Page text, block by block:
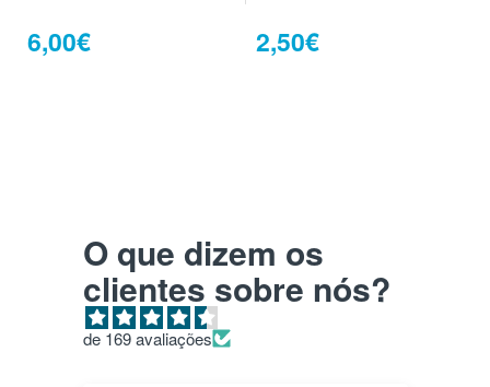
6,00€ 2,50€
O que dizem os
clientes sobre nós?
de 169 avaliações